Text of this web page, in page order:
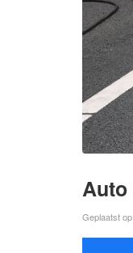
Auto
Geplaatst